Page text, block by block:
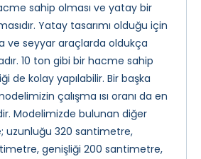
sahip olması ve yatay bir
Yatay tasarımı olduğu için
ve seyyar araçlarda oldukça
10 ton gibi bir hacme sahip
de kolay yapılabilir. Bir başka
çalışma ısı oranı da en
Modelimizde bulunan diğer
uzunluğu 320 santimetre,
genişliği 200 santimetre,